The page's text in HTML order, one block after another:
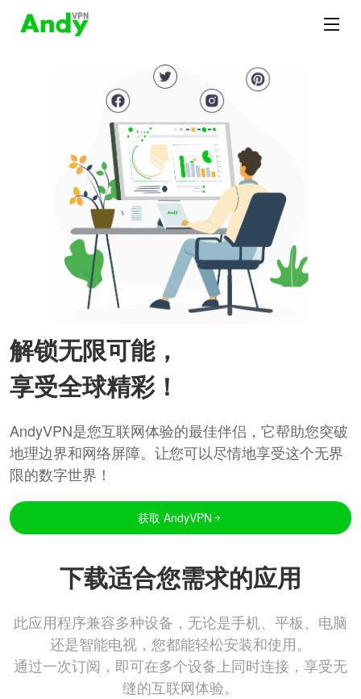
解锁无限可能，
享受全球精彩！
AndyVPN是您互联网体验的最佳伴侣，它帮助您突破
地理边界和网络屏障。让您可以尽情地享受这个无界
限的数字世界！
获取 AndyVPN
下载适合您需求的应用
此应用程序兼容多种设备，无论是手机、平板、电脑
还是智能电视，您都能轻松安装和使用。
通过一次订阅，即可在多个设备上同时连接，享受无
缝的互联网体验。